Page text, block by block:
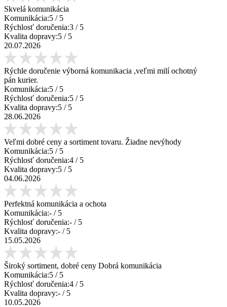
Skvelá komunikácia
Komunikácia:5 / 5
Rýchlosť doručenia:3 / 5
Kvalita dopravy:5 / 5
20.07.2026
Rýchle doručenie výborná komunikacia ,veľmi milí ochotný
pán kurier.
Komunikácia:5 / 5
Rýchlosť doručenia:5 / 5
Kvalita dopravy:5 / 5
28.06.2026
Veľmi dobré ceny a sortiment tovaru. Žiadne nevýhody
Komunikácia:5 / 5
Rýchlosť doručenia:4 / 5
Kvalita dopravy:5 / 5
04.06.2026
Perfektná komunikácia a ochota
Komunikácia:- / 5
Rýchlosť doručenia:- / 5
Kvalita dopravy:- / 5
15.05.2026
Široký sortiment, dobré ceny Dobrá komunikácia
Komunikácia:5 / 5
Rýchlosť doručenia:4 / 5
Kvalita dopravy:- / 5
10.05.2026